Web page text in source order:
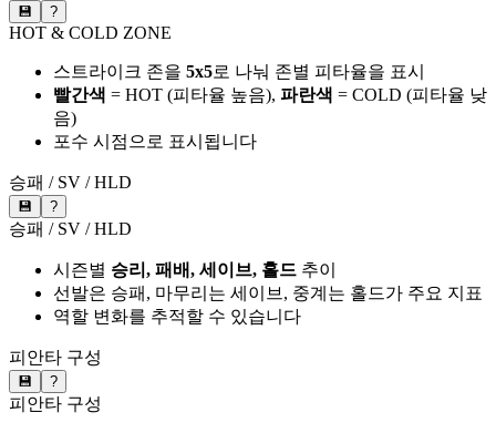
💾 ?
HOT & COLD ZONE
스트라이크 존을 5x5로 나눠 존별 피타율을 표시
빨간색 = HOT (피타율 높음), 파란색 = COLD (피타율 낮
음)
포수 시점으로 표시됩니다
승패 / SV / HLD
💾 ?
승패 / SV / HLD
시즌별 승리, 패배, 세이브, 홀드 추이
선발은 승패, 마무리는 세이브, 중계는 홀드가 주요 지표
역할 변화를 추적할 수 있습니다
피안타 구성
💾 ?
피안타 구성